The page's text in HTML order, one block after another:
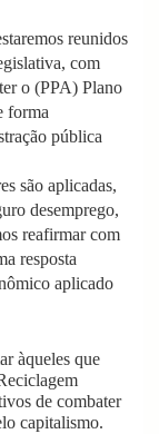
reunidos
com
o (PPA) Plano
forma
pública
são aplicadas,
desemprego,
reafirmar com
resposta
aplicado
àqueles que
de combater
capitalismo.